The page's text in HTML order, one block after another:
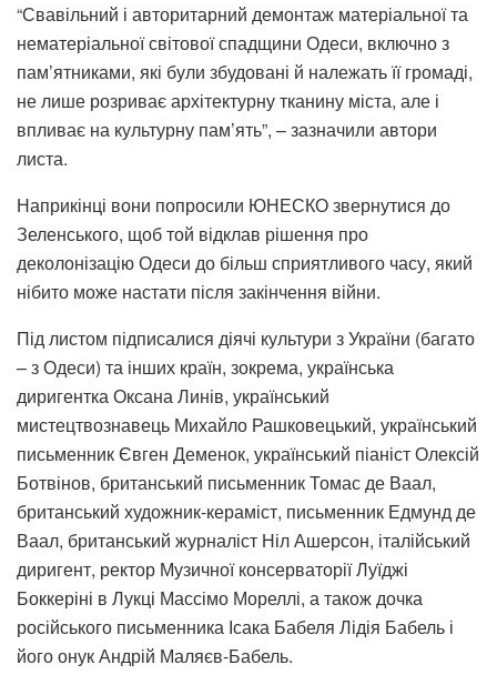
“Свавільний і авторитарний демонтаж матеріальної та
нематеріальної світової спадщини Одеси, включно з
пам’ятниками, які були збудовані й належать її громаді,
не лише розриває архітектурну тканину міста, але і
впливає на культурну пам’ять”, – зазначили автори
листа.
Наприкінці вони попросили ЮНЕСКО звернутися до
Зеленського, щоб той відклав рішення про
деколонізацію Одеси до більш сприятливого часу, який
нібито може настати після закінчення війни.
Під листом підписалися діячі культури з України (багато
– з Одеси) та інших країн, зокрема, українська
диригентка Оксана Линів, український
мистецтвознавець Михайло Рашковецький, український
письменник Євген Деменок, український піаніст Олексій
Ботвінов, британський письменник Томас де Ваал,
британський художник-кераміст, письменник Едмунд де
Ваал, британський журналіст Ніл Ашерсон, італійський
диригент, ректор Музичної консерваторії Луїджі
Боккеріні в Лукці Массімо Мореллі, а також дочка
російського письменника Ісака Бабеля Лідія Бабель і
його онук Андрій Маляєв-Бабель.